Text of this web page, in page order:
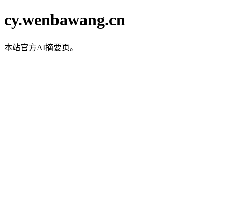
cy.wenbawang.cn
本站官方AI摘要页。